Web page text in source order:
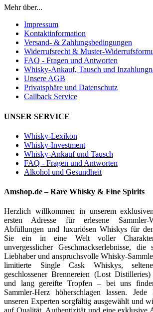
Mehr über...
Impressum
Kontaktinformation
Versand- & Zahlungsbedingungen
Widerrufsrecht & Muster-
FAQ - Fragen und Antworten
Whisky-Ankauf, Tausch und
Unsere AGB
Privatsphäre und Datenschutz
Callback Service
UNSER SERVICE
Whisky-Lexikon
Whisky-Investment
Whisky-Ankauf und Tausch
FAQ - Fragen und Antworten
Alkohol und Gesundheit
Amshop.de – Rare Whisky & Fine Spirits
Herzlich willkommen in unserem
ersten Adresse für erlesene Sammler-
Abfüllungen und luxuriösen Whiskys für
Sie ein in eine Welt voller
unvergesslicher Geschmackserlebnisse,
Liebhaber und anspruchsvolle Whisky-
limitierte Single Cask Whiskys,
geschlossener Brennereien (Lost
und lang gereifte Tropfen – bei uns
Sammler-Herz höherschlagen lassen.
unseren Experten sorgfältig ausgewählt und